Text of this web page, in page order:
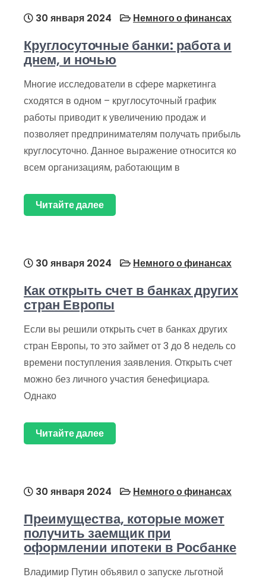
30 января 2024 Немного о финансах
Круглосуточные банки: работа и
днем, и ночью
Многие исследователи в сфере маркетинга
сходятся в одном – круглосуточный график
работы приводит к увеличению продаж и
позволяет предпринимателям получать прибыль
круглосуточно. Данное выражение относится ко
всем организациям, работающим в
Читайте далее
30 января 2024 Немного о финансах
Как открыть счет в банках других
стран Европы
Если вы решили открыть счет в банках других
стран Европы, то это займет от 3 до 8 недель со
времени поступления заявления. Открыть счет
можно без личного участия бенефициара.
Однако
Читайте далее
30 января 2024 Немного о финансах
Преимущества, которые может
получить заемщик при
оформлении ипотеки в Росбанке
Владимир Путин объявил о запуске льготной